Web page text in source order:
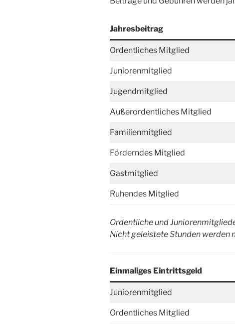
Jahresbeitrag
Ordentliches Mitglied
Juniorenmitglied
Jugendmitglied
Außerordentliches Mitglied
Familienmitglied
Förderndes Mitglied
Gastmitglied
Ruhendes Mitglied
Ordentliche und
Nicht geleistete Stunden
Einmaliges Eintrittsgeld
Juniorenmitglied
Ordentliches Mitglied